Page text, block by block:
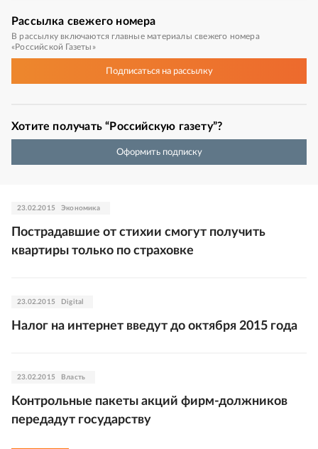
Рассылка свежего номера
В рассылку включаются главные материалы свежего номера
«Российской Газеты»
Подписатьсяна рассылку
Хотите получать “Российскую газету”?
Оформить подписку
23.02.2015 Экономика
Пострадавшие от стихии смогут получить
квартиры только по страховке
23.02.2015 Digital
Налог на интернет введут до октября 2015 года
23.02.2015 Власть
Контрольные пакеты акций фирм-должников
передадут государству